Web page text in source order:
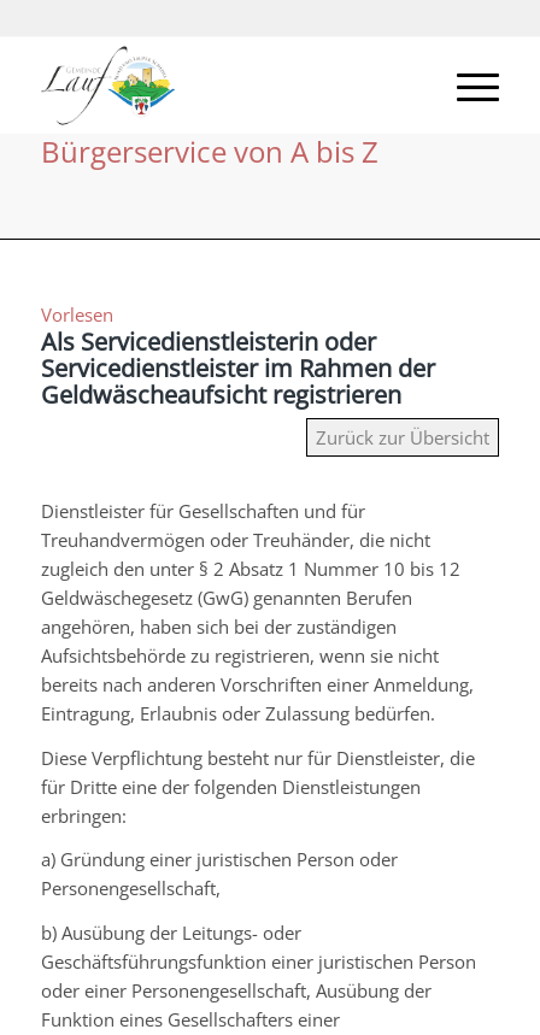
Bürgerservice von A bis Z
Vorlesen
Als Servicedienstleisterin oder
Servicedienstleister im Rahmen der
Geldwäscheaufsicht registrieren
Zurück zur Übersicht
Dienstleister für Gesellschaften und für
Treuhandvermögen oder Treuhänder, die nicht
zugleich den unter § 2 Absatz 1 Nummer 10 bis 12
Geldwäschegesetz (GwG) genannten Berufen
angehören, haben sich bei der zuständigen
Aufsichtsbehörde zu registrieren, wenn sie nicht
bereits nach anderen Vorschriften einer Anmeldung,
Eintragung, Erlaubnis oder Zulassung bedürfen.
Diese Verpflichtung besteht nur für Dienstleister, die
für Dritte eine der folgenden Dienstleistungen
erbringen:
a) Gründung einer juristischen Person oder
Personengesellschaft,
b) Ausübung der Leitungs- oder
Geschäftsführungsfunktion einer juristischen Person
oder einer Personengesellschaft, Ausübung der
Funktion eines Gesellschafters einer